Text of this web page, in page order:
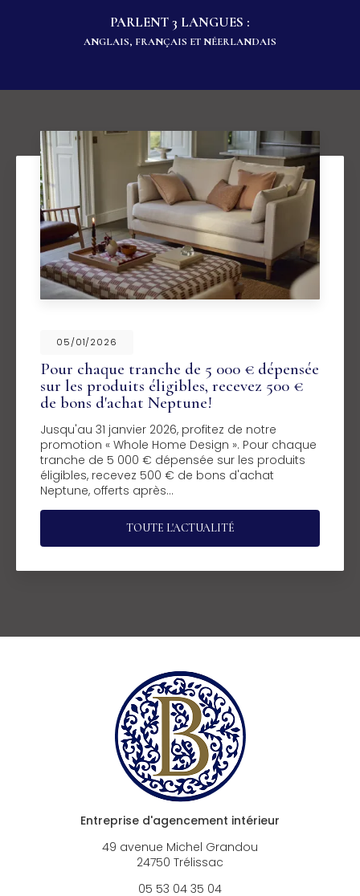
PARLENT 3 LANGUES :
ANGLAIS, FRANÇAIS ET NÉERLANDAIS
05/01/2026
Pour chaque tranche de 5 000 € dépensée
sur les produits éligibles, recevez 500 €
de bons d'achat Neptune!
Jusqu'au 31 janvier 2026, profitez de notre
promotion « Whole Home Design ». Pour chaque
tranche de 5 000 € dépensée sur les produits
éligibles, recevez 500 € de bons d'achat
Neptune, offerts après…
TOUTE L'ACTUALITÉ
Entreprise d'agencement intérieur
49 avenue Michel Grandou
24750 Trélissac
05 53 04 35 04